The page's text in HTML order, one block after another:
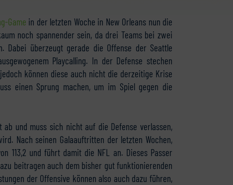
Game in der letzten Woche in New Orleans nun die
noch spannender sein, da drei Teams bei zwei
Dabei überzeugt gerade die Offense der Seattle
Playcalling. In der Defense stechen
können diese auch nicht die derzeitige Krise
einen Sprung machen, um im Spiel gegen die
und muss sich nicht auf die Defense verlassen,
Nach seinen Galaauftritten der letzten Wochen,
113,2 und führt damit die NFL an. Dieses Passer
beitragen auch dem bisher gut funktionierenden
der Offensive können also auch dazu führen,